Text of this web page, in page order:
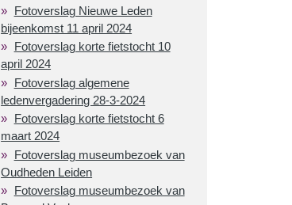
Fotoverslag Nieuwe Leden
bijeenkomst 11 april 2024
Fotoverslag korte fietstocht 10
april 2024
Fotoverslag algemene
ledenvergadering 28-3-2024
Fotoverslag korte fietstocht 6
maart 2024
Fotoverslag museumbezoek van
Oudheden Leiden
Fotoverslag museumbezoek van